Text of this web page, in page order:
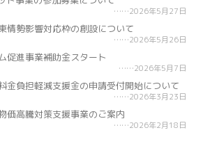
2026年5月27日
情勢影響対応枠の創設について
2026年5月26日
促進事業補助金スタート
2026年5月7日
金負担軽減支援金の申請受付開始について
2026年3月23日
価高騰対策支援事業のご案内
2026年2月18日